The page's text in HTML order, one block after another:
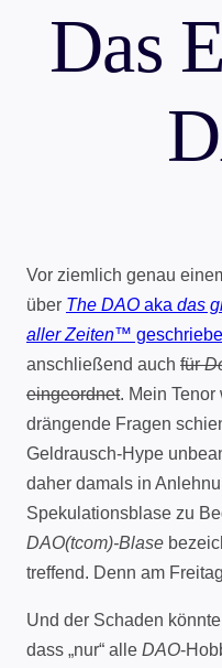
Das
Vor ziemlich genau
über The DAO aka das
aller Zeiten™
anschließend auch für
eingeordnet. Mein
drängende Fragen
Geldrausch-Hype
daher damals in
Spekulationsblase zu
DAO(tcom)-Blase
treffend. Denn am
Und der Schaden
dass „nur“ alle DAO-